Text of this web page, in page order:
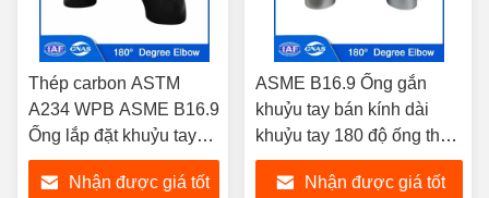
Thép carbon ASTM
A234 WPB ASME B16.9
Ống lắp đặt khuỷu tay
bán kính dài 180 độ cho
hệ thống đường ống
Nhận được giá tốt
ASME B16.9 Ống gắn
khuỷu tay bán kính dài
khuỷu tay 180 độ ống thép
không gỉ khuỷu tay A403
WP304 WP304H WP304L
Nhận được giá tốt